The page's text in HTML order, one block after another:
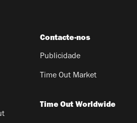
Contacte-nos
Publicidade
Time Out Market
Time Out Worldwide